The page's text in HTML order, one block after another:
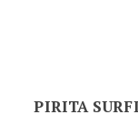
PIRITA